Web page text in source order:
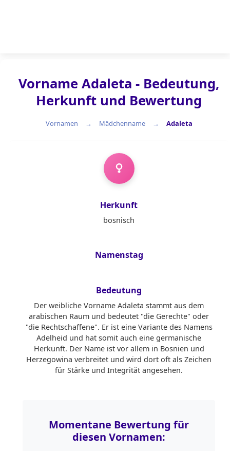
Vorname Adaleta - Bedeutung,
Herkunft und Bewertung
Vornamen Mädchenname Adaleta
Mädchenname
Herkunft
bosnisch
Namenstag
Bedeutung
Der weibliche Vorname Adaleta stammt aus dem
arabischen Raum und bedeutet "die Gerechte" oder
"die Rechtschaffene". Er ist eine Variante des Namens
Adelheid und hat somit auch eine germanische
Herkunft. Der Name ist vor allem in Bosnien und
Herzegowina verbreitet und wird dort oft als Zeichen
für Stärke und Integrität angesehen.
Momentane Bewertung für
diesen Vornamen: